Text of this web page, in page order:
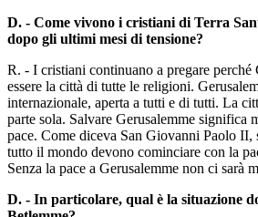
D. - Come vivono i cristiani di Terra
dopo gli ultimi mesi di tensione?
R. - I cristiani continuano a pregare perché
essere la città di tutte le religioni.
internazionale, aperta a tutti e di tutti. La
parte sola. Salvare Gerusalemme significa
pace. Come diceva San Giovanni Paolo II,
tutto il mondo devono cominciare con la
Senza la pace a Gerusalemme non ci sarà
D. - In particolare, qual è la situazione